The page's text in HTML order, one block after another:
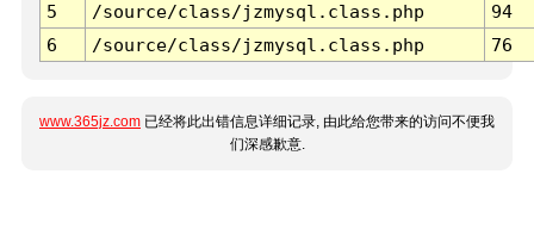
5
/source/class/jzmysql.class.php
94
6
/source/class/jzmysql.class.php 76
www.365jz.com 已经将此出错信息详细记录, 由此给您带来的访问不便我
们深感歉意.